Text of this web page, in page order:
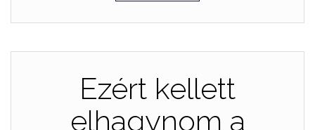
Ezért kellett
elhagynom a